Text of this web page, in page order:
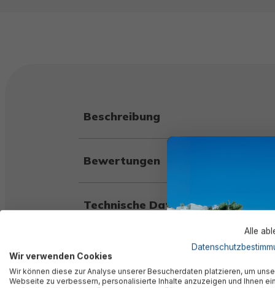
Beschreibung
Bewertungen
Technische Daten
Warnhinweise
Alle
Wir verwenden Cookies
Wir können diese zur Analyse unserer Besucherdaten platzieren, um
Webseite zu verbessern, personalisierte Inhalte anzuzeigen und Ihnen ein